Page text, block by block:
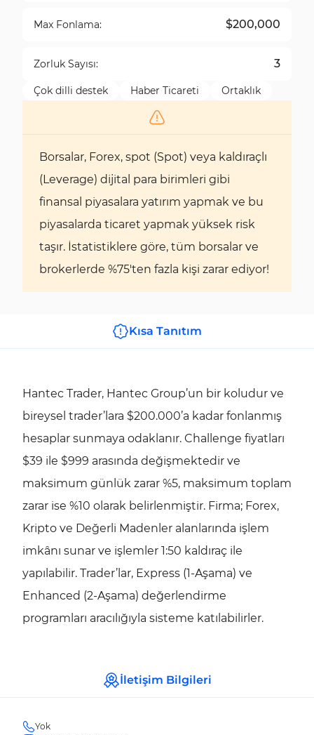
Max Fonlama: $200,000
Zorluk Sayısı: 3
Çok dilli destek Haber Ticareti Ortaklık
Borsalar, Forex, spot (Spot) veya kaldıraçlı
(Leverage) dijital para birimleri gibi
finansal piyasalara yatırım yapmak ve bu
piyasalarda ticaret yapmak yüksek risk
taşır. İstatistiklere göre, tüm borsalar ve
brokerlerde %75'ten fazla kişi zarar ediyor!
Kısa Tanıtım
Hantec Trader, Hantec Group’un bir koludur ve
bireysel trader’lara $200.000’a kadar fonlanmış
hesaplar sunmaya odaklanır. Challenge fiyatları
$39 ile $999 arasında değişmektedir ve
maksimum günlük zarar %5, maksimum toplam
zarar ise %10 olarak belirlenmiştir. Firma; Forex,
Kripto ve Değerli Madenler alanlarında işlem
imkânı sunar ve işlemler 1:50 kaldıraç ile
yapılabilir. Trader’lar, Express (1-Aşama) ve
Enhanced (2-Aşama) değerlendirme
programları aracılığıyla sisteme katılabilirler.
İletişim Bilgileri
Yok